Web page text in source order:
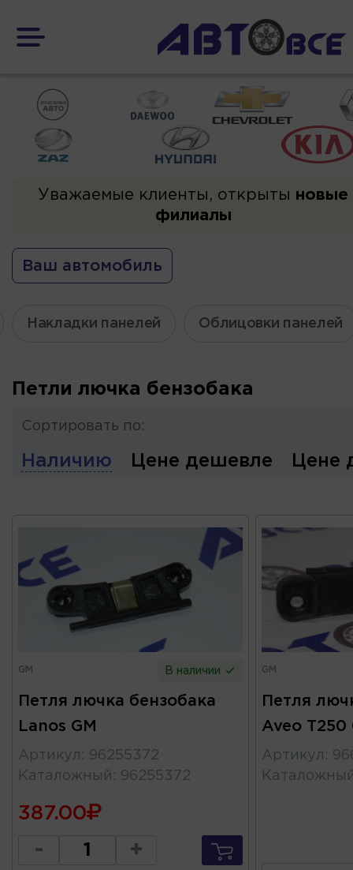
Уважаемые клиенты, открыты новые
филиалы
Ваш автомобиль
Накладки панелей Облицовки панелей
Петли лючка бензобака
Сортировать по:
Наличию Цене дешевле Цене
GM В наличии
Петля лючка бензобака
Lanos GM
Артикул : 96255372
Каталожный : 96255372
387.00
- +
GM
Петля
Aveo T250
Артикул :